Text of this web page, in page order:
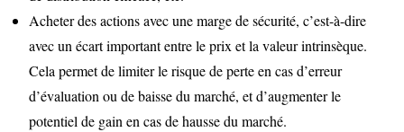
Acheter des actions avec une marge de sécurité, c’est-à-dire
avec un écart important entre le prix et la valeur intrinsèque.
Cela permet de limiter le risque de perte en cas d’erreur
d’évaluation ou de baisse du marché, et d’augmenter le
potentiel de gain en cas de hausse du marché.